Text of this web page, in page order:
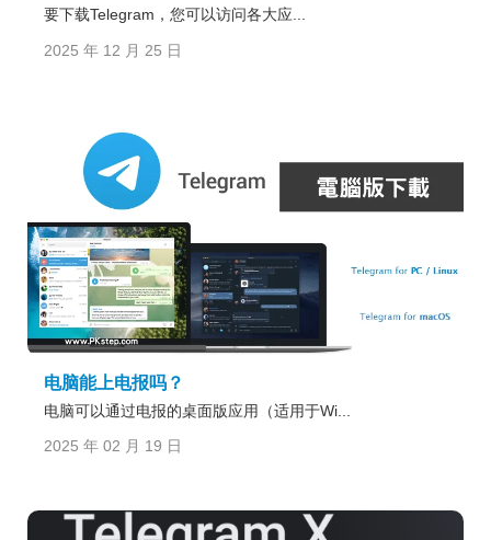
要下载Telegram，您可以访问各大应...
2025 年 12 月 25 日
电脑能上电报吗？
电脑可以通过电报的桌面版应用（适用于Wi...
2025 年 02 月 19 日